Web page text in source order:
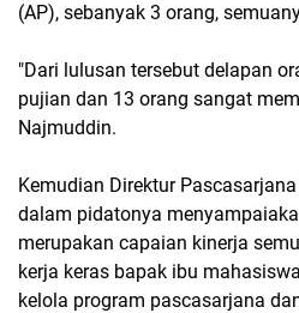
(AP), sebanyak 3 orang,
"Dari lulusan tersebut delapan
pujian dan 13 orang sangat
Najmuddin.
Kemudian Direktur Pascasarjana
dalam pidatonya
merupakan capaian kinerja
kerja keras bapak ibu
kelola program pascasarjana